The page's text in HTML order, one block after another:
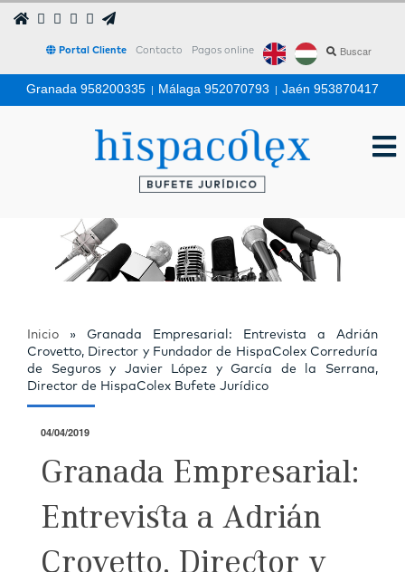
Portal Cliente Contacto Pagos online
Granada 958200335 | Málaga 952070793 | Jaén 953870417
Inicio » Granada Empresarial: Entrevista a Adrián
Crovetto, Director y Fundador de HispaColex Correduría
de Seguros y Javier López y García de la Serrana,
Director de HispaColex Bufete Jurídico
04/04/2019
Granada Empresarial:
Entrevista a Adrián
Crovetto, Director y